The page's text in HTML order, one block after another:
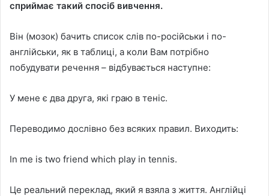
сприймає такий спосіб вивчення.
Він (мозок) бачить список слів по-російськи і по-
англійськи, як в таблиці, а коли Вам потрібно
побудувати речення – відбувається наступне:
У мене є два друга, які граю в теніс.
Переводимо дослівно без всяких правил. Виходить:
In me is two friend which play in tennis.
Це реальний переклад, який я взяла з життя. Англійці